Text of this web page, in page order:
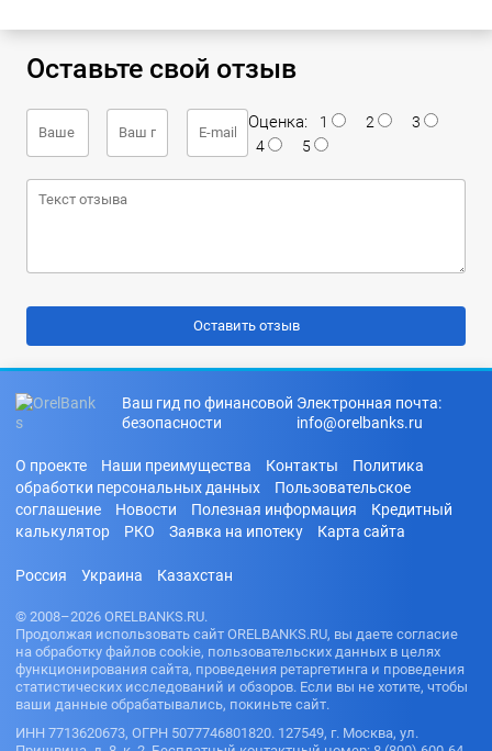
Оставьте свой отзыв
Оценка: 1 2
3
4
5
Ваш гид по финансовой
безопасности
Электронная почта:
info@orelbanks.ru
О проекте Наши преимущества Контакты
Политика
обработки персональных данных
Пользовательское
соглашение
Новости Полезная информация
Кредитный
калькулятор
РКО Заявка на ипотеку Карта сайта
Россия Украина Казахстан
© 2008–2026 ORELBANKS.RU.
Продолжая использовать сайт ORELBANKS.RU, вы даете согласие
на обработку файлов cookie, пользовательских данных в целях
функционирования сайта, проведения ретаргетинга и проведения
статистических исследований и обзоров. Если вы не хотите, чтобы
ваши данные обрабатывались, покиньте сайт.
ИНН 7713620673, ОГРН 5077746801820. 127549, г. Москва, ул.